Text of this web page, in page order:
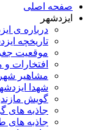
صفحه اصلی
ایزدشهر
درباره ی
تاریخچه
موقعیت
افتخارات
مشاهیر شهر
شهدا
گویش
جاذبه های
جاذبه های